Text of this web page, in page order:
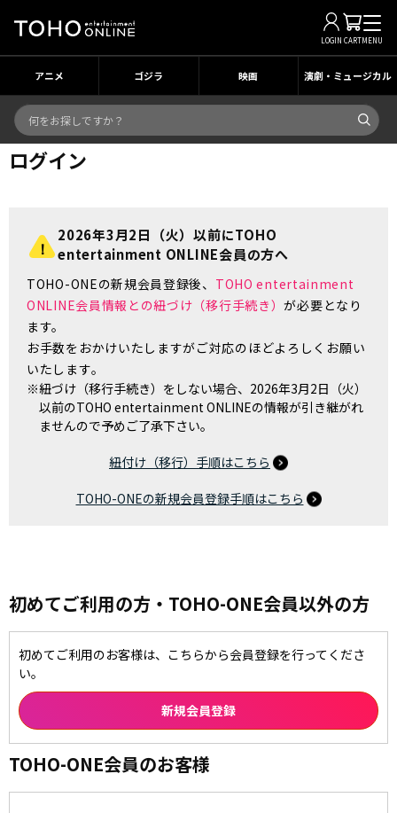
LOGIN CARTMENU
アニメ ゴジラ 映画 演劇・ミュージカル
ログイン
2026年3月2日（火）以前にTOHO
entertainment ONLINE会員の方へ
TOHO-ONEの新規会員登録後、 TOHO entertainment
ONLINE会員情報との紐づけ（移行手続き）が必要となり
ます。
お手数をおかけいたしますがご対応のほどよろしくお願い
いたします。
※紐づけ（移行手続き）をしない場合、2026年3月2日（火）
以前のTOHO entertainment ONLINEの情報が引き継がれ
ませんので予めご了承下さい。
紐付け（移行）手順はこちら
TOHO-ONEの新規会員登録手順はこちら
初めてご利用の方・TOHO-ONE会員以外の方
初めてご利用のお客様は、こちらから会員登録を行ってくださ
い。
TOHO-ONE会員のお客様